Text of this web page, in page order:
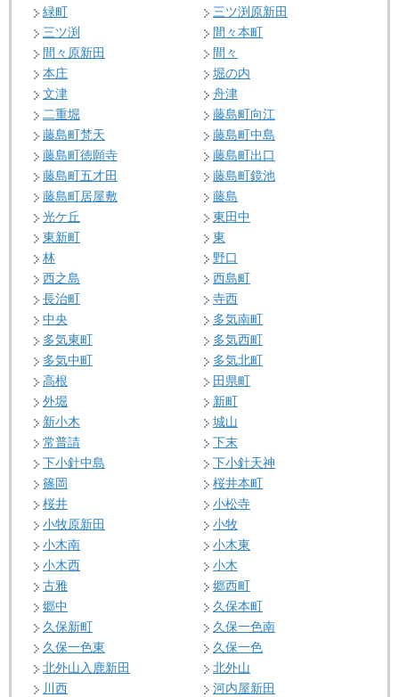
緑町
三ツ渕原新田
三ツ渕
間々本町
間々原新田
間々
本庄
堀の内
文津
舟津
二重堀
藤島町向江
藤島町梵天
藤島町中島
藤島町徳願寺
藤島町出口
藤島町五才田
藤島町鏡池
藤島町居屋敷
藤島
光ケ丘
東田中
東新町
東
林
野口
西之島
西島町
長治町
寺西
中央
多気南町
多気東町
多気西町
多気中町
多気北町
高根
田県町
外堀
新町
新小木
城山
常普請
下末
下小針中島
下小針天神
篠岡
桜井本町
桜井
小松寺
小牧原新田
小牧
小木南
小木東
小木西
小木
古雅
郷西町
郷中
久保本町
久保新町
久保一色南
久保一色東
久保一色
北外山入鹿新田
北外山
川西
河内屋新田